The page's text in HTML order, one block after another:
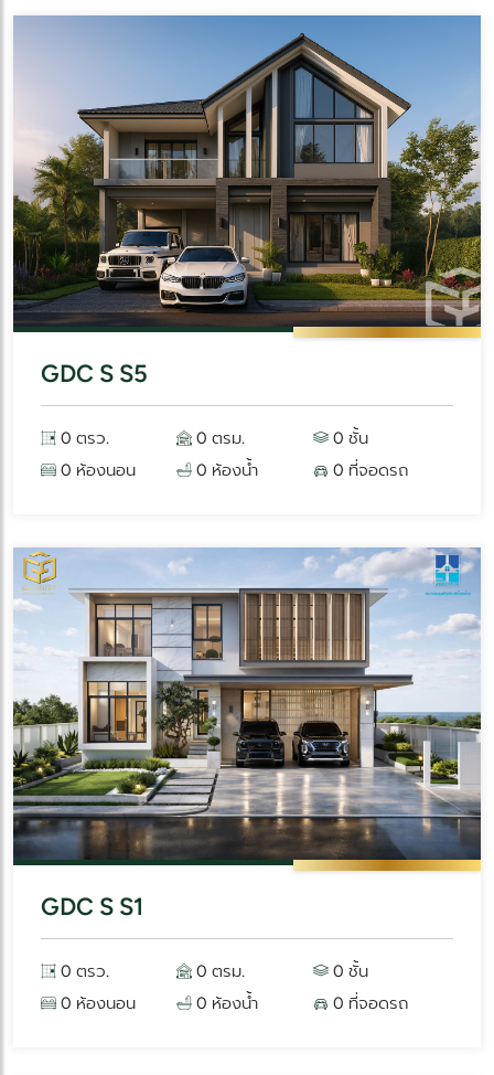
GDC S S5
0 ตรว. 0 ตรม.
0 ชั้น
0 ห้องนอน
0 ห้องน้ำ 0 ที่จอดรถ
GDC S S1
0 ตรว. 0 ตรม.
0 ชั้น
0 ห้องนอน
0 ห้องน้ำ 0 ที่จอดรถ